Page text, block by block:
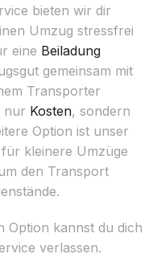
bieten wir dir
Umzug stressfrei
eine Beiladung
gemeinsam mit
Transporter
nur Kosten, sondern
Option ist unser
kleinere Umzüge
den Transport
Option kannst du dich
verlassen.